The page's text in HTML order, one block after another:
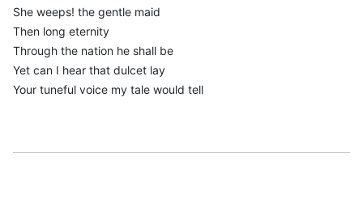
She weeps! the gentle maid
Then long eternity
Through the nation he shall be
Yet can I hear that dulcet lay
Your tuneful voice my tale would tell